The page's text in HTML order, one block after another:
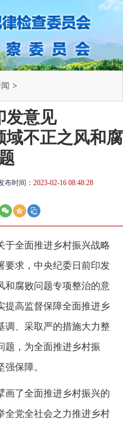
>
发意见
域不正之风和腐
布时间： 2023-02-16 08:48:28
于全面推进乡村振兴战略
要求，中央纪委日前印发
和腐败问题专项整治的意
提高监督保障全面推进乡
调、采取严的措施大力整
题，为全面推进乡村振
保障。
画了全面推进乡村振兴的
全党全社会之力推进乡村